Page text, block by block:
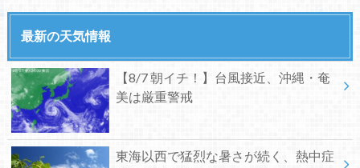
最新の天気情報
【8/7 朝イチ！】台風接近、沖縄・奄
美は厳重警戒
東海以西で猛烈な暑さが続く、熱中症